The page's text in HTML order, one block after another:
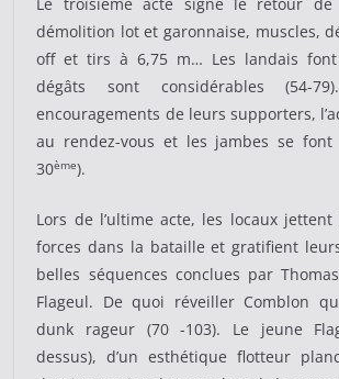
démolition lot et garonnaise, muscles,
off et tirs à 6,75 m… Les landais
dégâts sont considérables (54-
encouragements de leurs supporters,
au rendez-vous et les jambes se font
30ème).
Lors de l’ultime acte, les locaux
forces dans la bataille et gratifient
belles séquences conclues par
Flageul. De quoi réveiller Comblon
dunk rageur (70 -103). Le jeune
dessus), d’un esthétique flotteur